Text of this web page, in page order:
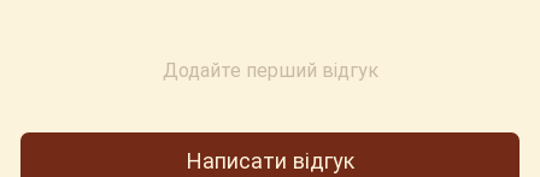
Додайте перший відгук
Написати відгук